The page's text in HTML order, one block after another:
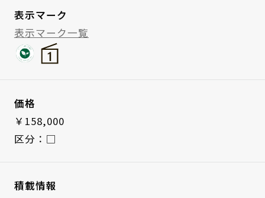
表示マーク
表示マーク一覧
価格
￥158,000
区分：□
積載情報